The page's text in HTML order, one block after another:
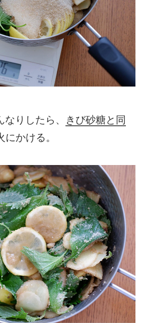
りしたら、
きび砂糖と同
にかける。